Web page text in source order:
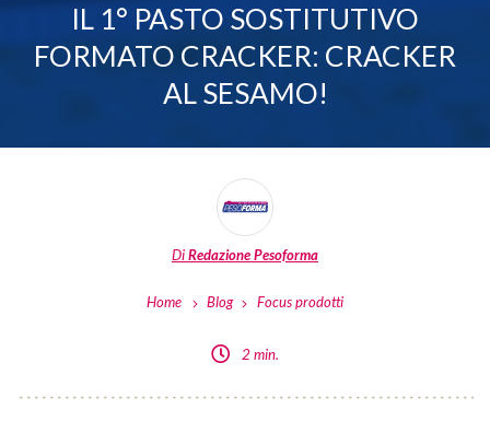
IL 1° PASTO SOSTITUTIVO
FORMATO CRACKER: CRACKER
AL SESAMO!
DiRedazione Pesoforma
Home Blog Focus prodotti
2 min.